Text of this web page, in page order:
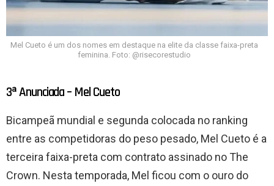
Mel Cueto é um dos nomes em destaque na elite da classe faixa-preta
feminina. Foto: @risecorestudio
3ª Anunciada – Mel Cueto
Bicampeã mundial e segunda colocada no ranking
entre as competidoras do peso pesado, Mel Cueto é a
terceira faixa-preta com contrato assinado no The
Crown. Nesta temporada, Mel ficou com o ouro do